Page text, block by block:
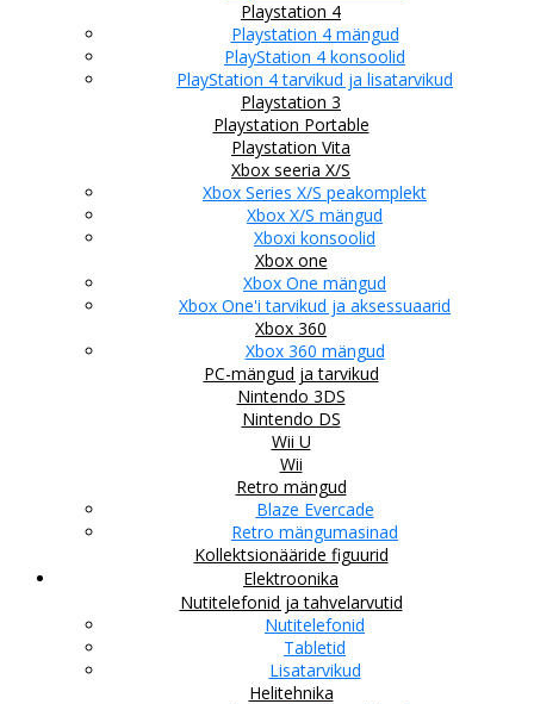
Playstation 4
Playstation 4 mängud
PlayStation 4 konsoolid
PlayStation 4 tarvikud ja lisatarvikud
Playstation 3
Playstation Portable
Playstation Vita
Xbox seeria X/S
Xbox Series X/S peakomplekt
Xbox X/S mängud
Xboxi konsoolid
Xbox one
Xbox One mängud
Xbox One'i tarvikud ja aksessuaarid
Xbox 360
Xbox 360 mängud
PC-mängud ja tarvikud
Nintendo 3DS
Nintendo DS
Wii U
Wii
Retro mängud
Blaze Evercade
Retro mängumasinad
Kollektsionääride figuurid
Elektroonika
Nutitelefonid ja tahvelarvutid
Nutitelefonid
Tabletid
Lisatarvikud
Helitehnika